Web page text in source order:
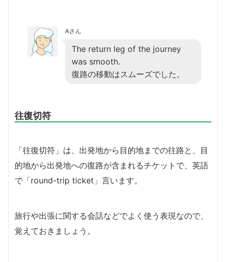
Aさん
The return leg of the journey
was smooth.
復路の移動はスムーズでした。
往復切符
「往復切符」は、出発地から目的地までの往路と、目
的地から出発地への復路が含まれるチケットで、英語
で「round-trip ticket」言います。
旅行や出張に関する会話などでよく使う表現なので、
覚えておきましょう。